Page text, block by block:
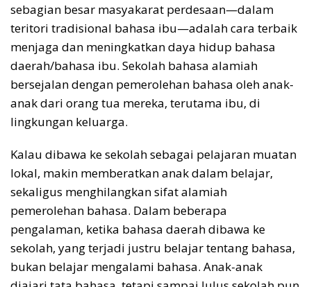
sebagian besar masyakarat perdesaan—dalam
teritori tradisional bahasa ibu—adalah cara terbaik
menjaga dan meningkatkan daya hidup bahasa
daerah/bahasa ibu. Sekolah bahasa alamiah
bersejalan dengan pemerolehan bahasa oleh anak-
anak dari orang tua mereka, terutama ibu, di
lingkungan keluarga.
Kalau dibawa ke sekolah sebagai pelajaran muatan
lokal, makin memberatkan anak dalam belajar,
sekaligus menghilangkan sifat alamiah
pemerolehan bahasa. Dalam beberapa
pengalaman, ketika bahasa daerah dibawa ke
sekolah, yang terjadi justru belajar tentang bahasa,
bukan belajar mengalami bahasa. Anak-anak